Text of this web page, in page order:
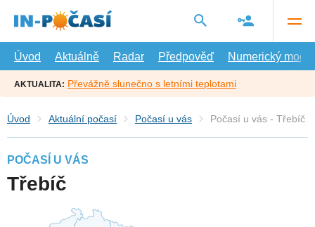
hlavní
Úvod
Aktuálně Radar Předpověď Numerický model
AKTUALITA: Převážně slunečno s letními teplotami
Úvod Aktuální počasí Počasí u vás Počasí u vás - Třebíč
POČASÍ U VÁS
Třebíč